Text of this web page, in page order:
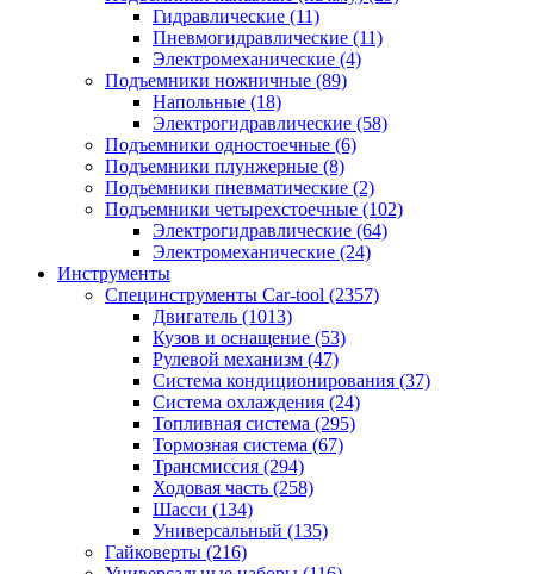
Гидравлические (11)
Пневмогидравлические (11)
Электромеханические (4)
Подъемники ножничные (89)
Напольные (18)
Электрогидравлические (58)
Подъемники одностоечные (6)
Подъемники плунжерные (8)
Подъемники пневматические (2)
Подъемники четырехстоечные (102)
Электрогидравлические (64)
Электромеханические (24)
Инструменты
Специнструменты Car-tool (2357)
Двигатель (1013)
Кузов и оснащение (53)
Рулевой механизм (47)
Система кондиционирования (37)
Система охлаждения (24)
Топливная система (295)
Тормозная система (67)
Трансмиссия (294)
Ходовая часть (258)
Шасси (134)
Универсальный (135)
Гайковерты (216)